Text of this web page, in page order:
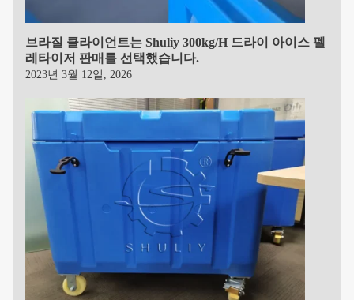
브라질 클라이언트는 Shuliy 300kg/h 드라이 아이스 펠
레타이저 판매를 선택했습니다.
2023년 3월 12일, 2026